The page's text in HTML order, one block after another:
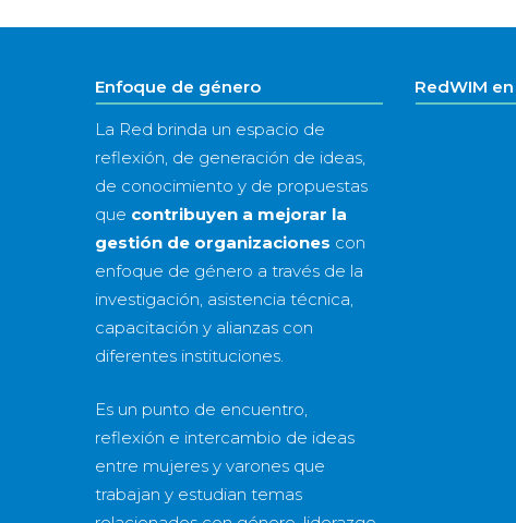
Enfoque de género
La Red brinda un espacio de
reflexión, de generación de ideas,
de conocimiento y de propuestas
que contribuyen a mejorar la
gestión de organizaciones con
enfoque de género a través de la
investigación, asistencia técnica,
capacitación y alianzas con
diferentes instituciones.
Es un punto de encuentro,
reflexión e intercambio de ideas
entre mujeres y varones que
trabajan y estudian temas
RedWIM